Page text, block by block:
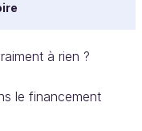
à rien ?
le financement